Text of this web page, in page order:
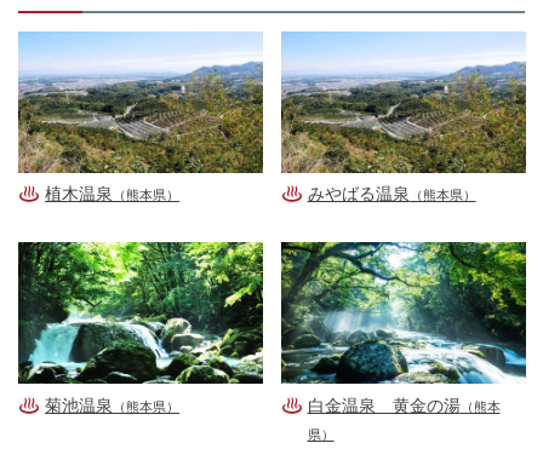
植木温泉 （熊本県） みやばる温泉 （熊本県）
菊池温泉 （熊本県） 白金温泉 黄金の湯（熊本
県）